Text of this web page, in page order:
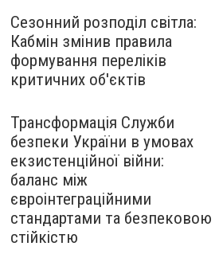
Сезонний розподіл світла:
Кабмін змінив правила
формування переліків
критичних об'єктів
Трансформація Служби
безпеки України в умовах
екзистенційної війни:
баланс між
євроінтеграційними
стандартами та безпековою
стійкістю